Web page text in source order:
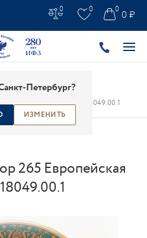
Петербург?
ИЗМЕНИТЬ
0 0 0 ₽
0
тарелки /
Клубника арт. 81.18049.00.1
265 Европейская